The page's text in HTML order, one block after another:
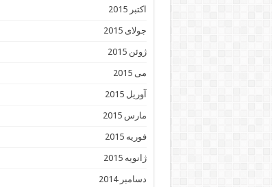
اکتبر 2015
جولای 2015
ژوئن 2015
می 2015
آوریل 2015
مارس 2015
فوریه 2015
ژانویه 2015
دسامبر 2014